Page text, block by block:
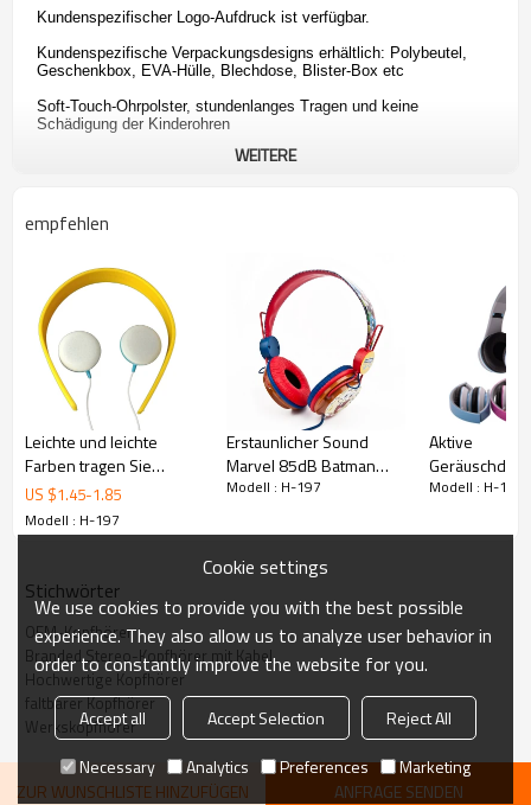
Kundenspezifischer Logo-Aufdruck ist verfügbar.
Kundenspezifische Verpackungsdesigns erhältlich: Polybeutel,
Geschenkbox, EVA-Hülle, Blechdose, Blister-Box etc
Soft-Touch-Ohrpolster, stundenlanges Tragen und keine
Schädigung der Kinderohren
WEITERE
empfehlen
Leichte und leichte
Farben tragen Sie
bequeme Kopfhörer mit
Kopfhörern und lernen
Sie Musik
US $1.45-1.85
Modell : H-197
Erstaunlicher Sound
Marvel 85dB Batman
Superman Cartoon
Modell : H-197
Aktive
beliebter
großem
Modell : H-197
Stichwörter
OEM-Kopfhörer
Branded Stereo-Kopfhörer mit Kabel
Hochwertige Kopfhörer
faltbarer Kopfhörer
Werkskopfhörer
ZUR WUNSCHLISTE HINZUFÜGEN ANFRAGE SENDEN
Cookie settings
We use cookies to provide you with the best possible
experience. They also allow us to analyze user behavior in
order to constantly improve the website for you.
Accept all Accept Selection
Reject All
Necessary
Analytics Preferences Marketing